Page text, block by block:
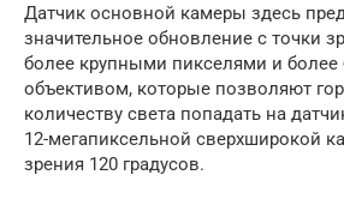
Датчик основной камеры здесь
значительное обновление с точки
более крупными пикселями и
объективом, которые позволяют
количеству света попадать на
12-мегапиксельной сверхширокой
зрения 120 градусов.